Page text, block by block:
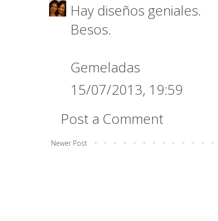
Hay diseños geniales.
Besos.
Gemeladas
15/07/2013, 19:59
Post a Comment
Newer Post